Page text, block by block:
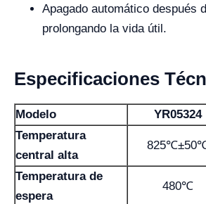
Apagado automático después
prolongando la vida útil.
Especificaciones
Modelo
YR05324
Temperatura
central alta
Temperatura de
espera
480℃